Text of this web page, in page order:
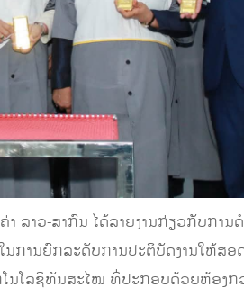
າວ-ສາກົນ ໄດ້ລາຍງານກ່ຽວກັບການ
ນການຍົກລະດັບການປະຕິບັດງານໃຫ້ສ
ນໂລຊີທັນສະໄໝ ທີ່ປະກອບດ້ວຍຫ້ອງກ